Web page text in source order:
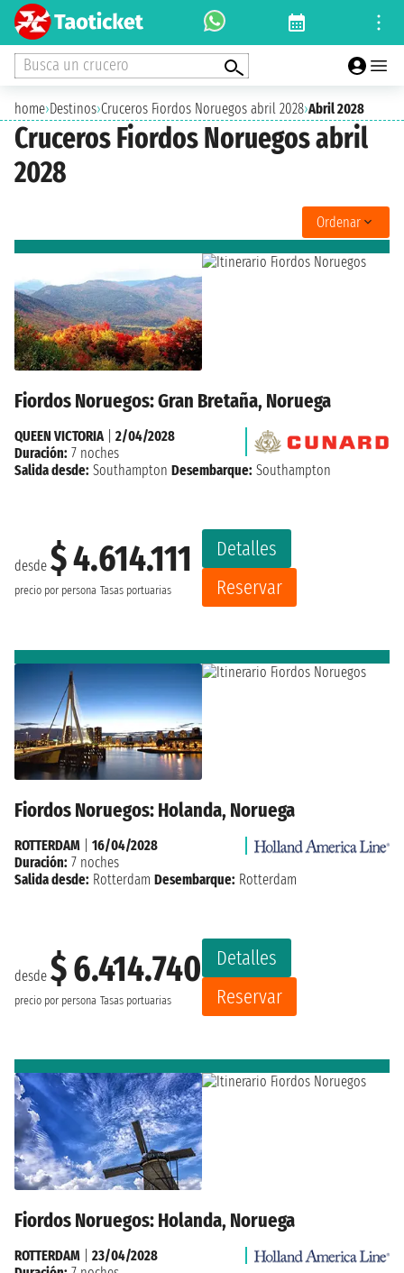
Busca un crucero
home›Destinos›Cruceros Fiordos Noruegos abril 2028›Abril 2028
Cruceros Fiordos Noruegos abril
2028
Ordenar
Fiordos Noruegos: Gran Bretaña, Noruega
desde $ 4.614.111
precio por persona Tasas portuarias
Detalles
Reservar
QUEEN VICTORIA
2/04/2028
Duración: 7 noches
Salida desde: Southampton Desembarque: Southampton
Fiordos Noruegos: Holanda, Noruega
desde $ 6.414.740
precio por persona Tasas portuarias
Detalles
Reservar
ROTTERDAM
16/04/2028
Duración: 7 noches
Salida desde: Rotterdam Desembarque: Rotterdam
Fiordos Noruegos: Holanda, Noruega
ROTTERDAM
23/04/2028